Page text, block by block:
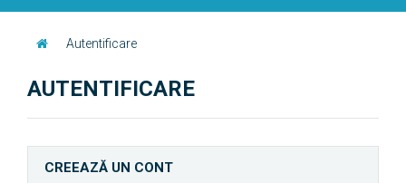
Autentificare
AUTENTIFICARE
CREEAZĂ UN CONT